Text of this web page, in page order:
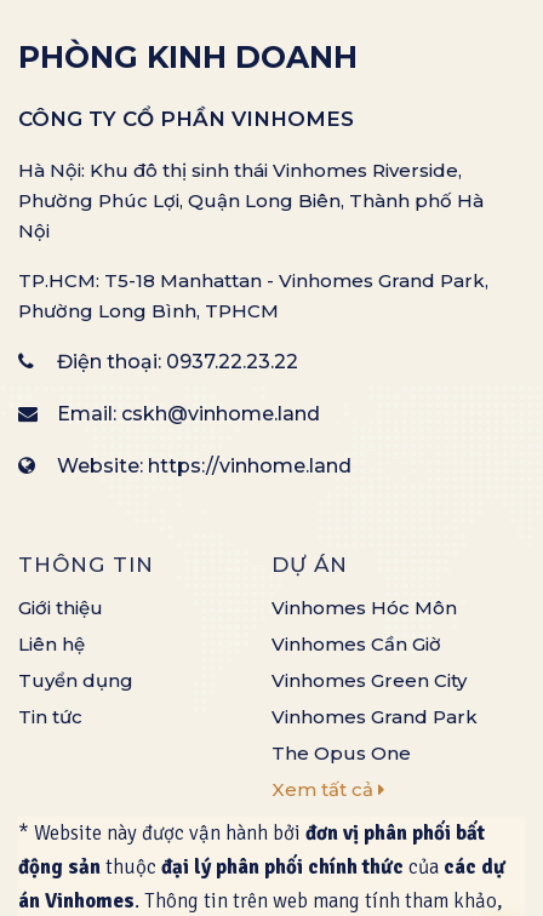
PHÒNG KINH DOANH
CÔNG TY CỔ PHẦN VINHOMES
Hà Nội: Khu đô thị sinh thái Vinhomes Riverside,
Phường Phúc Lợi, Quận Long Biên, Thành phố Hà
Nội
TP.HCM: T5-18 Manhattan - Vinhomes Grand Park,
Phường Long Bình, TPHCM
Điện thoại: 0937.22.23.22
Email: cskh@vinhome.land
Website: https://vinhome.land
THÔNG TIN
Giới thiệu
Liên hệ
Tuyển dụng
Tin tức
DỰ ÁN
Vinhomes Hóc Môn
Vinhomes Cần Giờ
Vinhomes Green City
Vinhomes Grand Park
The Opus One
Xem tất cả
* Website này được vận hành bởi đơn vị phân phối bất
động sảnthuộc đại lý phân phối chính thức của các dự
án Vinhomes. Thông tin trên web mang tính tham khảo,